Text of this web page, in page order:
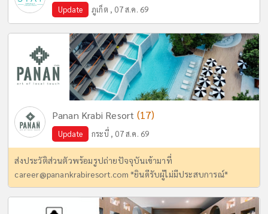
Update ภูเก็ต , 07 ส.ค. 69
Panan Krabi Resort (17)
Update กระบี่ , 07 ส.ค. 69
ส่งประวัติส่วนตัวพร้อมรูปถ่ายปัจจุบันเข้ามาที่
career@panankrabiresort.com *ยินดีรับผู้ไม่มีประสบการณ์*